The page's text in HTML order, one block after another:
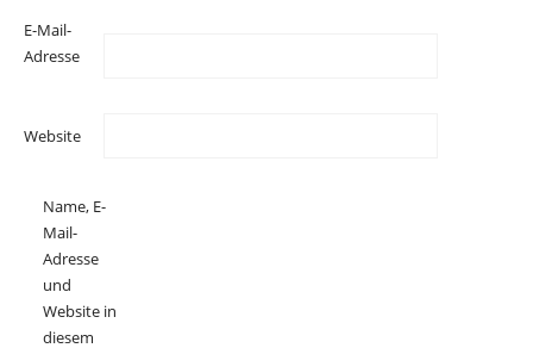
E-Mail-
Adresse
Website
Name, E-
Mail-
Adresse
und
Website in
diesem